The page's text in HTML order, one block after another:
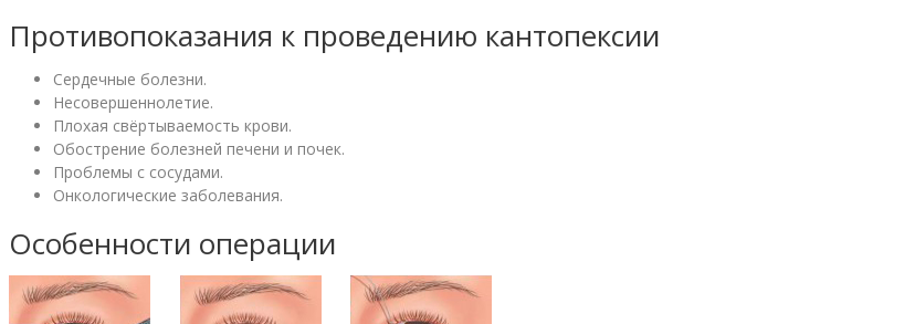
Противопоказания к проведению кантопексии
Сердечные болезни.
Несовершеннолетие.
Плохая свёртываемость крови.
Обострение болезней печени и почек.
Проблемы с сосудами.
Онкологические заболевания.
Особенности операции